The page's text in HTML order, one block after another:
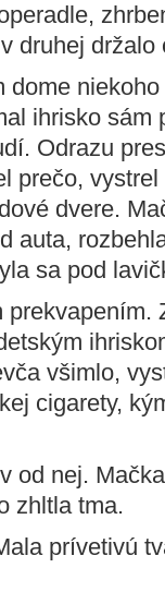
druhej držalo
dome
ihrisko sám
Odrazu
prečo,
dvere.
auta,
sa pod
všimlo,
cigarety,
od nej.
zhltla tma.
prívetivú